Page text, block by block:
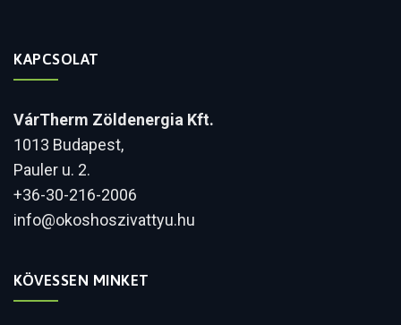
KAPCSOLAT
VárTherm Zöldenergia Kft.
1013 Budapest,
Pauler u. 2.
+36-30-216-2006
info@okoshoszivattyu.hu
KÖVESSEN MINKET